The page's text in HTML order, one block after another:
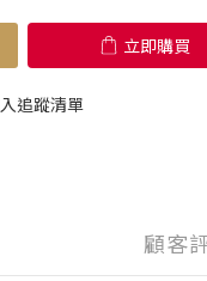
立即購買
追蹤清單
顧客